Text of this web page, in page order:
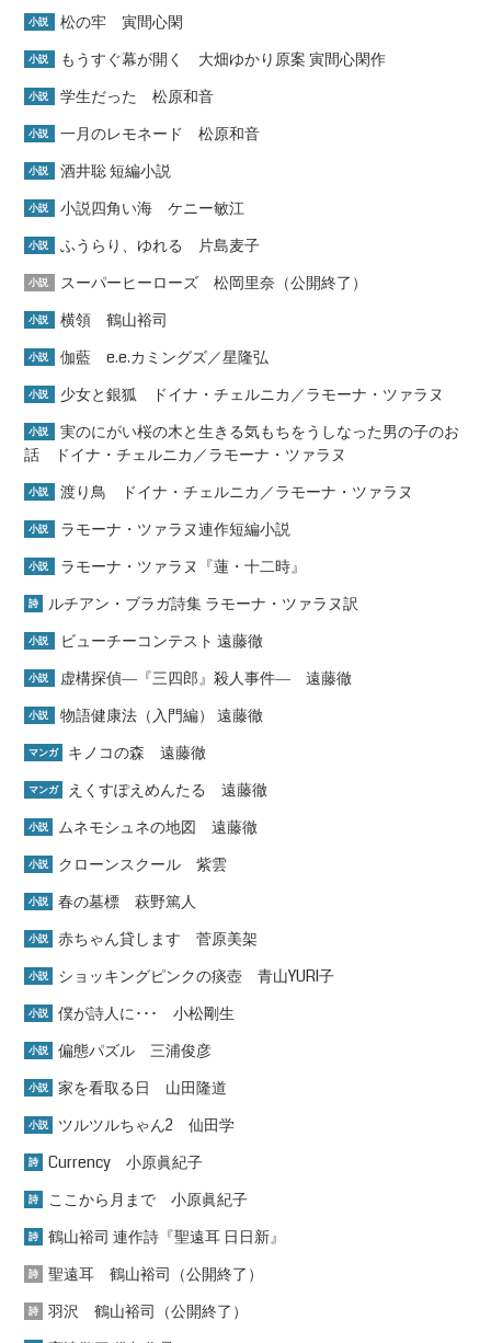
小説 松の牢 寅間心閑
小説 もうすぐ幕が開く 大畑ゆかり原案 寅間心閑作
小説 学生だった 松原和音
小説 一月のレモネード 松原和音
小説 酒井聡 短編小説
小説 小説四角い海 ケニー敏江
小説 ふうらり、ゆれる 片島麦子
小説 スーパーヒーローズ 松岡里奈（公開終了）
小説 横領 鶴山裕司
小説 伽藍 e.e.カミングズ／星隆弘
小説 少女と銀狐 ドイナ・チェルニカ／ラモーナ・ツァラヌ
小説
実のにがい桜の木と生きる気もちをうしなった男の子のお
話 ドイナ・チェルニカ／ラモーナ・ツァラヌ
小説 渡り鳥 ドイナ・チェルニカ／ラモーナ・ツァラヌ
小説 ラモーナ・ツァラヌ連作短編小説
小説 ラモーナ・ツァラヌ『蓮・十二時』
詩 ルチアン・ブラガ詩集 ラモーナ・ツァラヌ訳
小説 ビューチーコンテスト 遠藤徹
小説 虚構探偵―『三四郎』殺人事件― 遠藤徹
小説 物語健康法（入門編） 遠藤徹
マンガ キノコの森 遠藤徹
マンガ えくすぽえめんたる 遠藤徹
小説 ムネモシュネの地図 遠藤徹
小説 クローンスクール 紫雲
小説 春の墓標 萩野篤人
小説 赤ちゃん貸します 菅原美架
小説 ショッキングピンクの痰壺 青山YURI子
小説 僕が詩人に･･･ 小松剛生
小説 偏態パズル 三浦俊彦
小説 家を看取る日 山田隆道
小説 ツルツルちゃん2 仙田学
詩 Currency 小原眞紀子
詩 ここから月まで 小原眞紀子
詩 鶴山裕司 連作詩『聖遠耳 日日新』
詩 聖遠耳 鶴山裕司（公開終了）
詩 羽沢 鶴山裕司（公開終了）